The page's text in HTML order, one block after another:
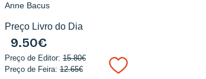
Anne Bacus
Preço Livro do Dia
9.50€
Preço de Editor: 15.80€
Preço de Feira: 12.65€